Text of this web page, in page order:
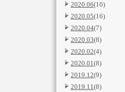
2020.06(10)
2020.05(16)
2020.04(7)
2020.03(8)
2020.02(4)
2020.01(8)
2019.12(9)
2019.11(8)